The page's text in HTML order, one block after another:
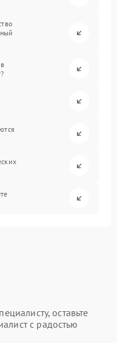
оставьте
с радостью